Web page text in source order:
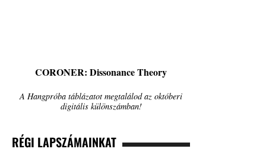
CORONER: Dissonance Theory
A Hangpróba táblázatot megtalálod az októberi
digitális különszámban!
RÉGI LAPSZÁMAINKAT